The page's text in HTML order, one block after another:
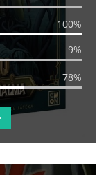
100%
9%
78%